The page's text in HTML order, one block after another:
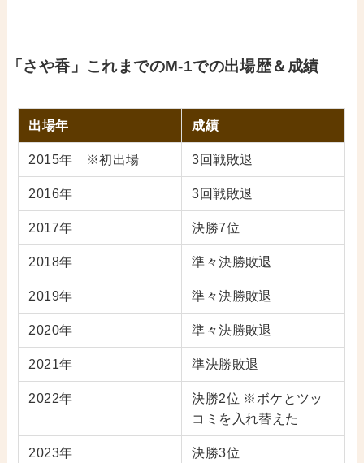
「さや香」これまでのM-1での出場歴＆成績
出場年 成績
2015年 ※初出場 3回戦敗退
2016年 3回戦敗退
2017年 決勝7位
2018年 準々決勝敗退
2019年 準々決勝敗退
2020年 準々決勝敗退
2021年 準決勝敗退
2022年
決勝2位 ※ボケとツッ
コミを入れ替えた
2023年 決勝3位